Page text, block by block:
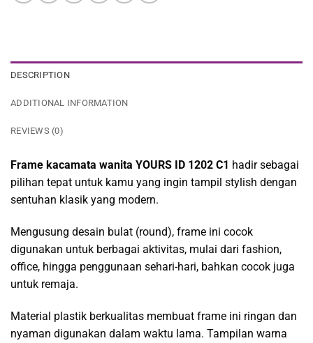
DESCRIPTION
ADDITIONAL INFORMATION
REVIEWS (0)
Frame kacamata wanita YOURS ID 1202 C1 hadir sebagai
pilihan tepat untuk kamu yang ingin tampil stylish dengan
sentuhan klasik yang modern.
Mengusung desain bulat (round), frame ini cocok
digunakan untuk berbagai aktivitas, mulai dari fashion,
office, hingga penggunaan sehari-hari, bahkan cocok juga
untuk remaja.
Material plastik berkualitas membuat frame ini ringan dan
nyaman digunakan dalam waktu lama. Tampilan warna